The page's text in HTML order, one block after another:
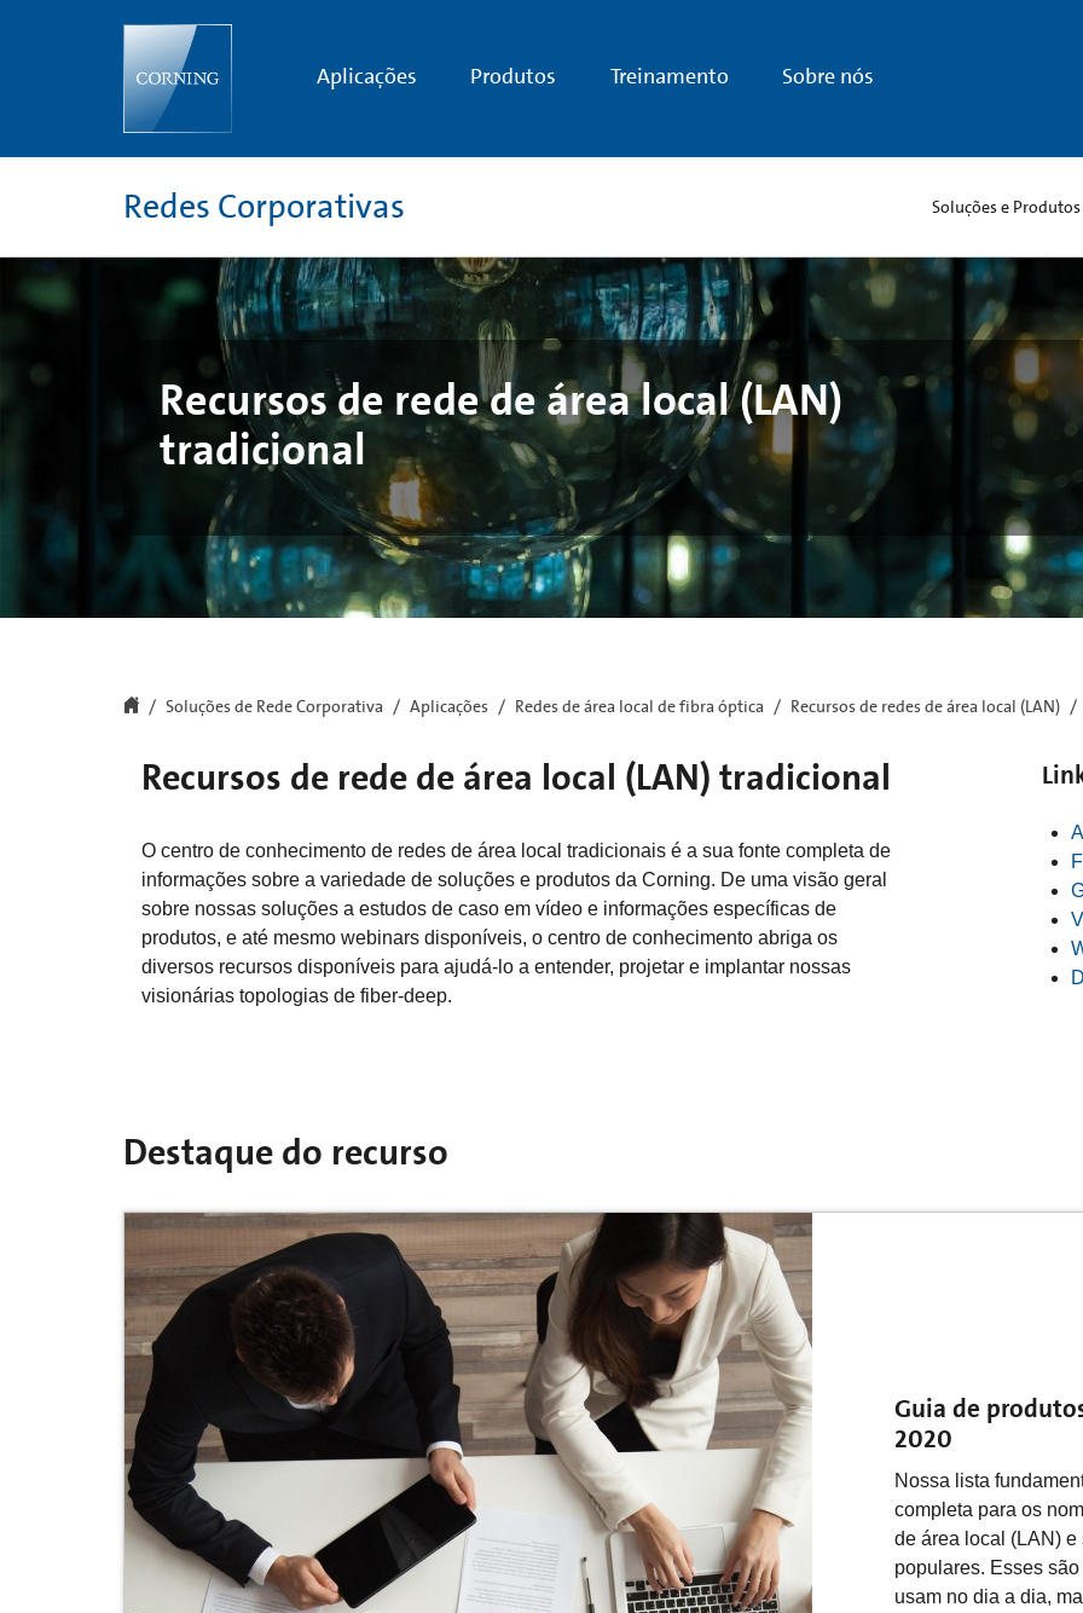
Aplicações Produtos Treinamento Sobre nós
Redes Corporativas Soluções e
Recursos de rede de área local (LAN)
tradicional
Soluções de Rede Corporativa Aplicações Redes de área local de fibra óptica Recursos de redes de área local (LAN)
Recursos de rede de área local (LAN) tradicional
O centro de conhecimento de redes de área local tradicionais é a sua fonte completa de
informações sobre a variedade de soluções e produtos da Corning. De uma visão geral
sobre nossas soluções a estudos de caso em vídeo e informações específicas de
produtos, e até mesmo webinars disponíveis, o centro de conhecimento abriga os
diversos recursos disponíveis para ajudá-lo a entender, projetar e implantar nossas
visionárias topologias de fiber-deep.
Destaque do recurso
Guia de
2020
Nossa lista
completa para os
de área local (LAN)
populares. Esses
usam no dia a dia,